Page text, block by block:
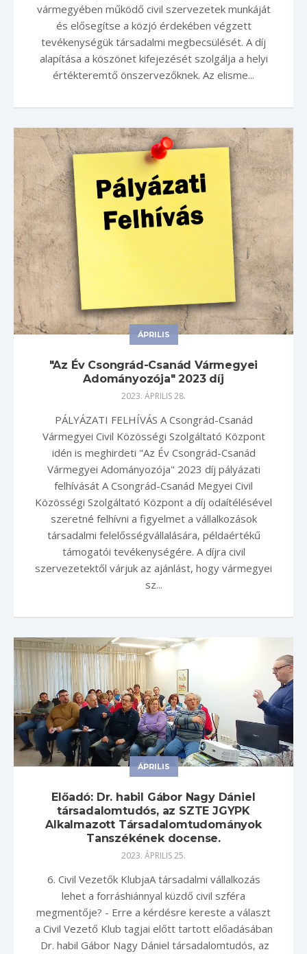
vármegyében működő civil szervezetek munkáját
és elősegítse a közjó érdekében végzett
tevékenységük társadalmi megbecsülését. A díj
alapítása a köszönet kifejezését szolgálja a helyi
értékteremtő önszervezőknek. Az elisme...
ÁPRILIS
"Az Év Csongrád-Csanád Vármegyei
Adományozója" 2023 díj
2023. ÁPRILIS 28.
PÁLYÁZATI FELHÍVÁS A Csongrád-Csanád
Vármegyei Civil Közösségi Szolgáltató Központ
idén is meghirdeti "Az Év Csongrád-Csanád
Vármegyei Adományozója" 2023 díj pályázati
felhívását A Csongrád-Csanád Megyei Civil
Közösségi Szolgáltató Központ a díj odaítélésével
szeretné felhívni a figyelmet a vállalkozások
társadalmi felelősségvállalására, példaértékű
támogatói tevékenységére. A díjra civil
szervezetektől várjuk az ajánlást, hogy vármegyei
sz...
ÁPRILIS
Előadó: Dr. habil Gábor Nagy Dániel
társadalomtudós, az SZTE JGYPK
Alkalmazott Társadalomtudományok
Tanszékének docense.
2023. ÁPRILIS 25.
6. Civil Vezetők KlubjaA társadalmi vállalkozás
lehet a forráshiánnyal küzdő civil szféra
megmentője? - Erre a kérdésre kereste a választ
a Civil Vezető Klub tagjai előtt tartott előadásában
Dr. habil Gábor Nagy Dániel társadalomtudós, az